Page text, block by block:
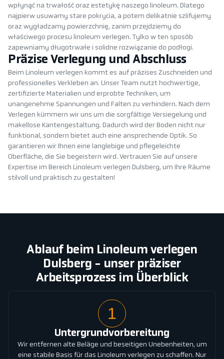
wpłynąć na trwałość oraz estetykę naszego linoleum. Dlatego
najpierw usuwamy stare pokrycia, a potem delikatnie szlifujemy
oraz wygładzamy powierzchnię, zanim przejdziemy do
właściwego procesu linoleum verlegen. Tylko w ten sposób
zapewniamy długotrwałe i solidne rozwiązanie do podłogi.
Präzise Verlegung und Abschluss
Beim Linoleum verlegen kommt es auf präzises Zuschneiden und
professionelles Verkleben an. Unser Team nutzt hochwertige,
zertifizierte Materialien und erprobte Techniken, um
unangenehme Spannungen und Falten zu verhindern. Nach dem
Verlegen kümmern wir uns um die sorgfältige Versiegelung und
makellose Kantengestaltung. Dadurch wird der Boden nicht nur
funktional, sondern bietet auch eine ansprechende Optik. So
garantieren wir Ihnen eine langlebige und pflegeleichte
Oberfläche, die Sie begeistern wird. Vertrauen Sie auf unsere
Expertise im Bereich Linoleum verlegen Dulsberg, um Ihre Räume
stilvoll und praktisch zu gestalten!
Ablauf beim Linoleum verlegen
Dulsberg - unser präziser
Arbeitsprozess im Überblick
1
Untergrundvorbereitung
Wir entfernen alte Beläge und beseitigen Unebenheiten, um
eine stabile Basis für das Linoleum verlegen zu schaffen. Nur